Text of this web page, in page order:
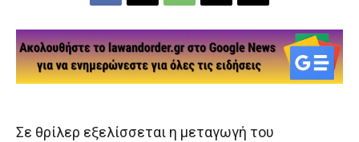
Σε θρίλερ εξελίσσεται η μεταγωγή του